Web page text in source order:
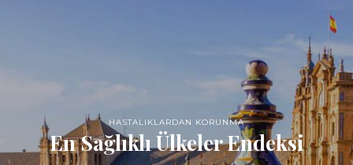
HASTALIKLARDAN KORUNMA
En Sağlıklı Ülkeler Endeksi